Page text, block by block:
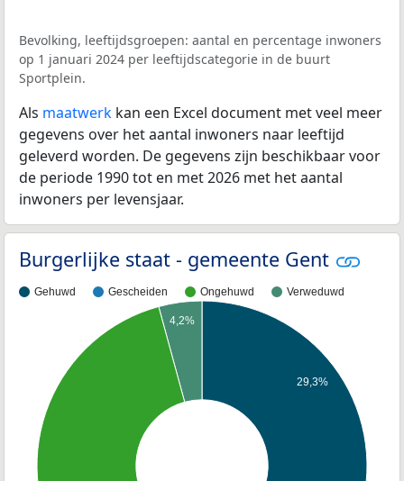
Bevolking, leeftijdsgroepen: aantal en percentage inwoners
op 1 januari 2024 per leeftijdscategorie in de buurt
Sportplein.
Als maatwerk kan een Excel document met veel meer
gegevens over het aantal inwoners naar leeftijd
geleverd worden. De gegevens zijn beschikbaar voor
de periode 1990 tot en met 2026 met het aantal
inwoners per levensjaar.
Burgerlijke staat - gemeente Gent
Gehuwd Gescheiden Ongehuwd Verweduwd
29,3%
4,2%